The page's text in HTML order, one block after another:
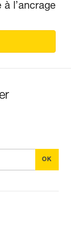
à l’ancrage